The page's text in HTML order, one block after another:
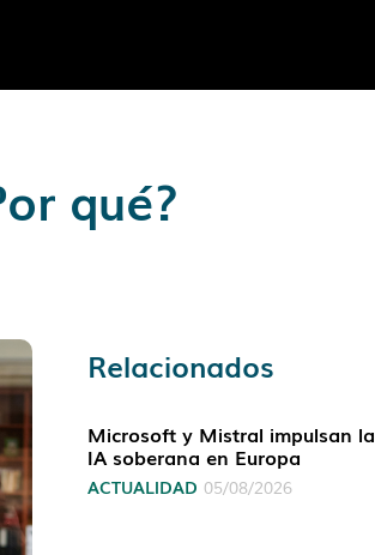
qué?
Relacionados
Microsoft y Mistral impulsan la
IA soberana en Europa
ACTUALIDAD 05/08/2026